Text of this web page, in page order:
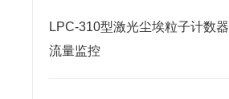
LPC-310型激光尘埃粒子计数器
流量监控